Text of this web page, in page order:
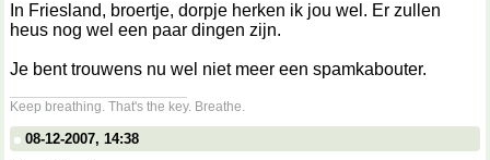
In Friesland, broertje, dorpje herken ik jou wel. Er zullen
heus nog wel een paar dingen zijn.
Je bent trouwens nu wel niet meer een spamkabouter.
Keep breathing. That's the key. Breathe.
08-12-2007, 14:38